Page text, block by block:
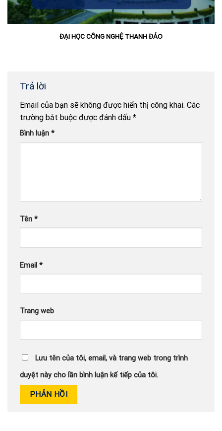
ĐẠI HỌC CÔNG NGHỆ THANH ĐẢO
Trả lời
Email của bạn sẽ không được hiển thị công khai. Các
trường bắt buộc được đánh dấu *
Bình luận *
Tên *
Email *
Trang web
Lưu tên của tôi, email, và trang web trong trình
duyệt này cho lần bình luận kế tiếp của tôi.